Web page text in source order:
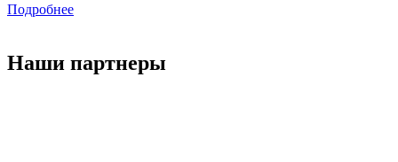
Подробнее
Наши партнеры